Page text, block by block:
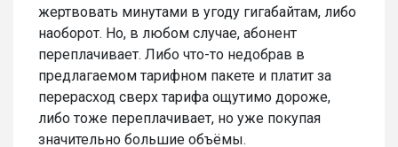
жертвовать минутами в угоду гигабайтам, либо
наоборот. Но, в любом случае, абонент
переплачивает. Либо что-то недобрав в
предлагаемом тарифном пакете и платит за
перерасход сверх тарифа ощутимо дороже,
либо тоже переплачивает, но уже покупая
значительно большие объёмы.